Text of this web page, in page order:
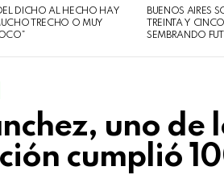
DICHO AL HECHO HAY
TRECHO O MUY
BUENOS AIRES
TREINTA Y
SEMBRANDO
uno de
cumplió